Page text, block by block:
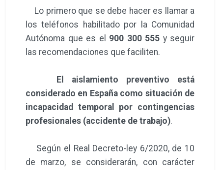
Lo primero que se debe hacer es llamar a
los teléfonos habilitado por la Comunidad
Autónoma que es el 900 300 555 y seguir
las recomendaciones que faciliten.
El aislamiento preventivo está
considerado en España como situación de
incapacidad temporal por contingencias
profesionales (accidente de trabajo).
Según el Real Decreto-ley 6/2020, de 10
de marzo, se considerarán, con carácter